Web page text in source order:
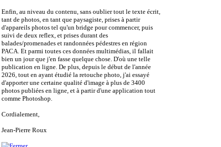
Enfin, au niveau du contenu, sans oublier tout le texte écrit,
tant de photos, en tant que paysagiste, prises à partir
d'appareils photos tel qu'un bridge pour commencer, puis
suivi de deux reflex, et prises durant des
balades/promenades et randonnées pédestres en région
PACA. Et parmi toutes ces données multimédias, il fallait
bien un jour que j'en fasse quelque chose. D'où une telle
publication en ligne. De plus, depuis le début de l'année
2026, tout en ayant étudié la retouche photo, j'ai essayé
d'apporter une certaine qualité d'image à plus de 3400
photos publiées en ligne, et à partir d'une application tout
comme Photoshop.
Cordialement,
Jean-Pierre Roux